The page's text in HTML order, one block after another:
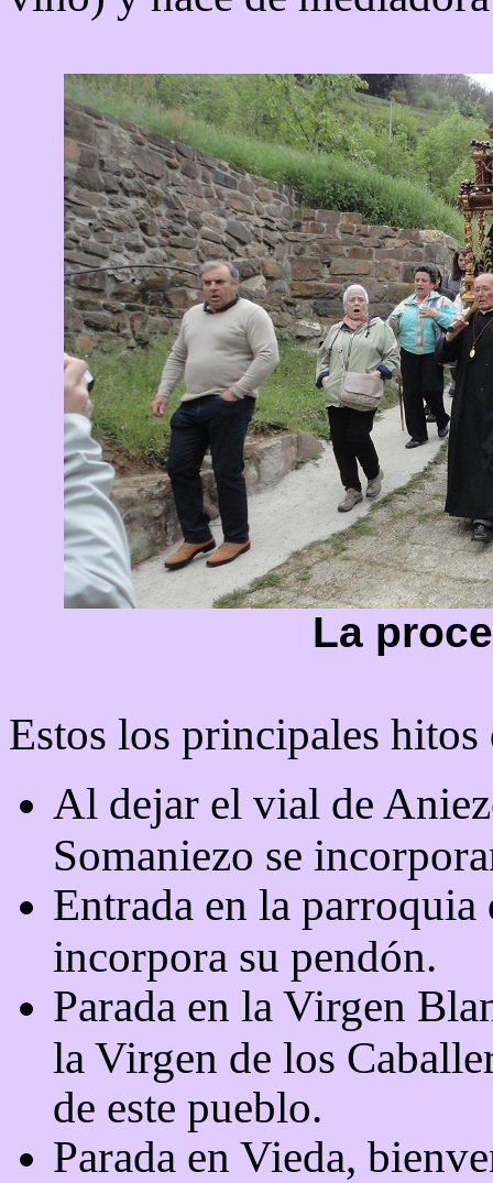
La
Estos los principales
Al dejar el vial de
Somaniezo se
Entrada en la parroquia
incorpora su pendón.
Parada en la Virgen
la Virgen de los
de este pueblo.
Parada en Vieda,